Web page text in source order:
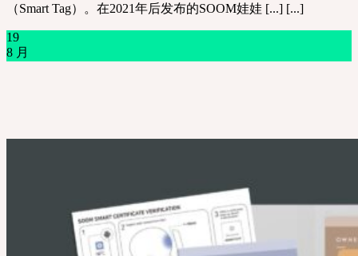
（Smart Tag）。在2021年后发布的SOOM娃娃 [...] [...]
19
8 月